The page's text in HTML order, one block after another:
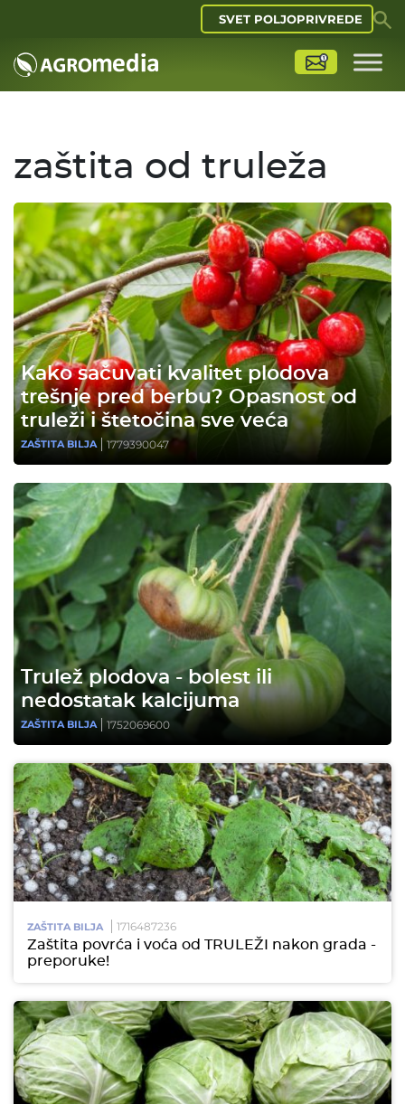
SVET POLJOPRIVREDE
zaštita od truleža
Kako sačuvati kvalitet plodova
trešnje pred berbu? Opasnost od
truleži i štetočina sve veća
ZAŠTITA BILJA 1779390047
Trulež plodova - bolest ili
nedostatak kalcijuma
ZAŠTITA BILJA 1752069600
ZAŠTITA BILJA 1716487236
Zaštita povrća i voća od TRULEŽI nakon grada -
preporuke!